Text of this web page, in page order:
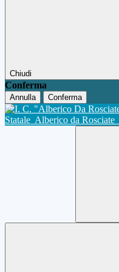
Chiudi
Conferma
Annulla Conferma
Statale Alberico da Rosciate